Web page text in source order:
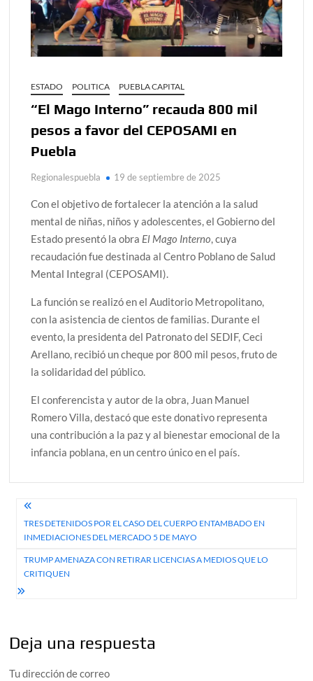
ESTADO POLITICA PUEBLA CAPITAL
“El Mago Interno” recauda 800 mil
pesos a favor del CEPOSAMI en
Puebla
Regionalespuebla 19 de septiembre de 2025
Con el objetivo de fortalecer la atención a la salud
mental de niñas, niños y adolescentes, el Gobierno del
Estado presentó la obra El Mago Interno, cuya
recaudación fue destinada al Centro Poblano de Salud
Mental Integral (CEPOSAMI).
La función se realizó en el Auditorio Metropolitano,
con la asistencia de cientos de familias. Durante el
evento, la presidenta del Patronato del SEDIF, Ceci
Arellano, recibió un cheque por 800 mil pesos, fruto de
la solidaridad del público.
El conferencista y autor de la obra, Juan Manuel
Romero Villa, destacó que este donativo representa
una contribución a la paz y al bienestar emocional de la
infancia poblana, en un centro único en el país.
Navegación
de
entradas
TRES DETENIDOS POR EL CASO DEL CUERPO ENTAMBADO EN
INMEDIACIONES DEL MERCADO 5 DE MAYO
TRUMP AMENAZA CON RETIRAR LICENCIAS A MEDIOS QUE LO
CRITIQUEN
Deja una respuesta
Tu dirección de correo